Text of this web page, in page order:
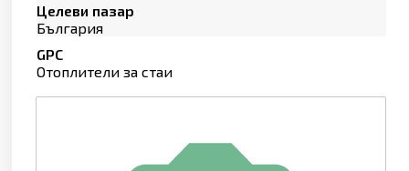
Целеви пазар
България
GPC
Отоплители за стаи